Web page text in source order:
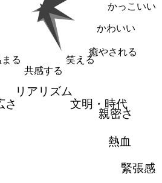
かっこいい
かわいい
癒やされる
笑える
共感する
る
リアリズム
文明・時代
親密さ
熱血
緊張感
さ